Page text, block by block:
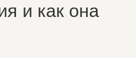
и как она